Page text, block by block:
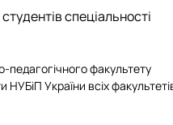
в аспірантуру
робота
дверей
спеціальності
педагогічного факультету
України всіх